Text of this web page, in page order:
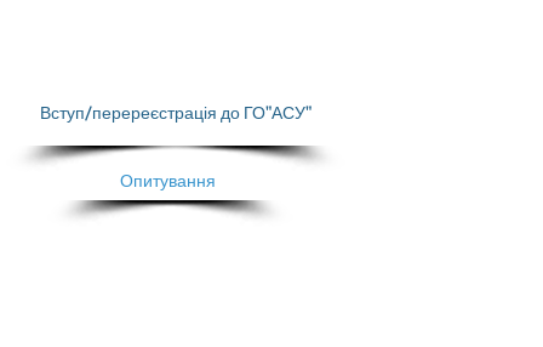
Опитування
Вступ/перереєстрація до ГО"АСУ"